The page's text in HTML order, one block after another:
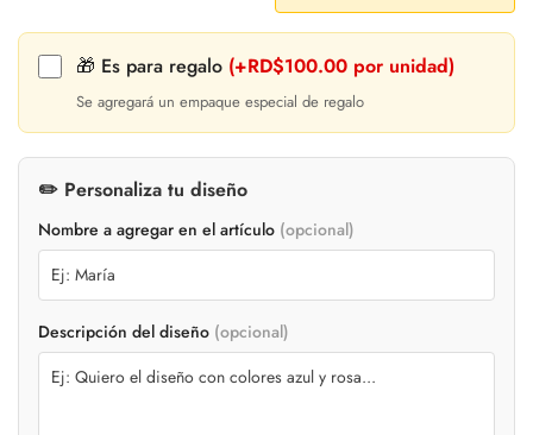
🎁 Es para regalo (+RD$100.00 por unidad)
Se agregará un empaque especial de regalo
✏️ Personaliza tu diseño
Nombre a agregar en el artículo (opcional)
Descripción del diseño (opcional)